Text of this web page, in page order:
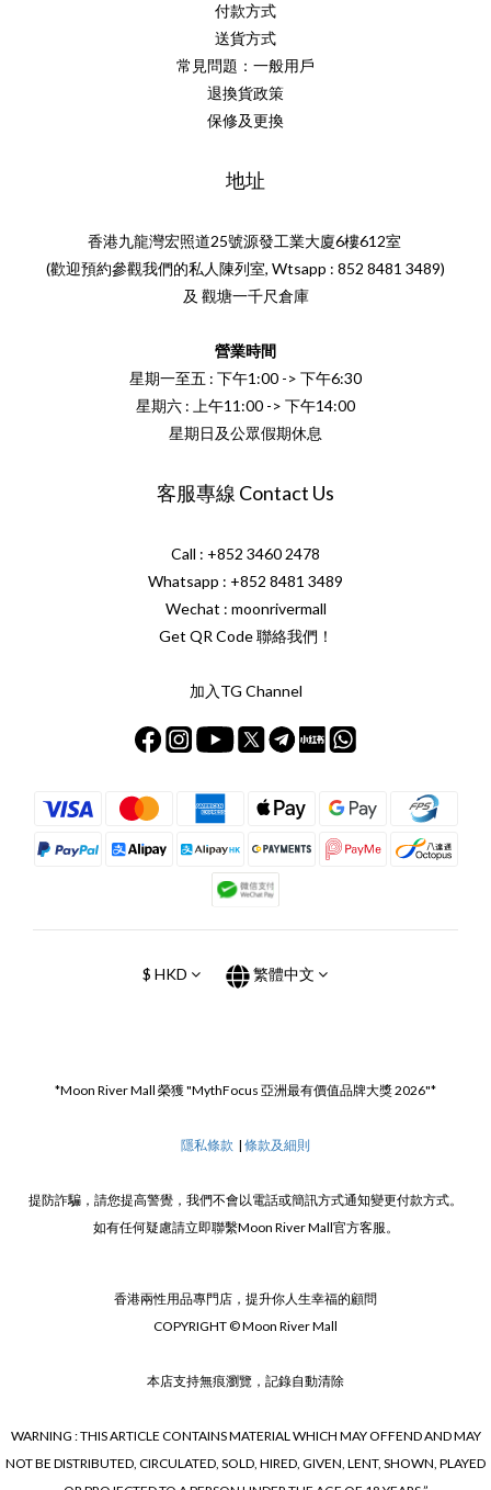
付款方式
送貨方式
常見問題：一般用戶
退換貨政策
保修及更換
地址
香港九龍灣宏照道25號源發工業大廈6樓612室
(歡迎預約參觀我們的私人陳列室, Wtsapp : 852 8481 3489)
及 觀塘一千尺倉庫
營業時間
星期一至五 : 下午1:00 -> 下午6:30
星期六 : 上午11:00 -> 下午14:00
星期日及公眾假期休息
客服專線 Contact Us
Call : +852 3460 2478
Whatsapp : +852 8481 3489
Wechat : moonrivermall
Get QR Code 聯絡我們！
加入TG Channel
$ HKD 繁體中文
*Moon River Mall 榮獲 "MythFocus 亞洲最有價值品牌大獎 2026"*
隱私條款 | 條款及細則
提防詐騙，請您提高警覺，我們不會以電話或簡訊方式通知變更付款方式。
如有任何疑慮請立即聯繫Moon River Mall官方客服。
香港兩性用品專門店，提升你人生幸福的顧問
COPYRIGHT © Moon River Mall
本店支持無痕瀏覽，記錄自動清除
WARNING : THIS ARTICLE CONTAINS MATERIAL WHICH MAY OFFEND AND MAY
NOT BE DISTRIBUTED, CIRCULATED, SOLD, HIRED, GIVEN, LENT, SHOWN, PLAYED